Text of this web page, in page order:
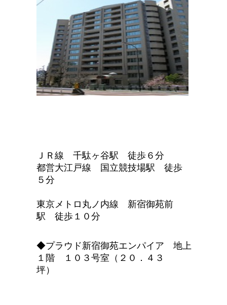
ＪＲ線 千駄ヶ谷駅 徒歩６分
都営大江戸線 国立競技場駅 徒歩
５分
東京メトロ丸ノ内線 新宿御苑前
駅 徒歩１０分
◆プラウド新宿御苑エンパイア 地上
１階 １０３号室（２０．４３
坪）